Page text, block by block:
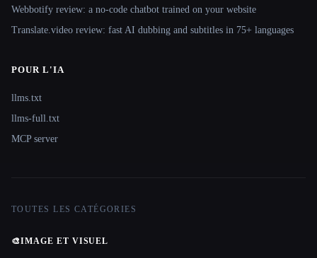
Webbotify review: a no-code chatbot trained on your website
Translate.video review: fast AI dubbing and subtitles in 75+ languages
POUR L'IA
llms.txt
llms-full.txt
MCP server
TOUTES LES CATÉGORIES
🎨IMAGE ET VISUEL